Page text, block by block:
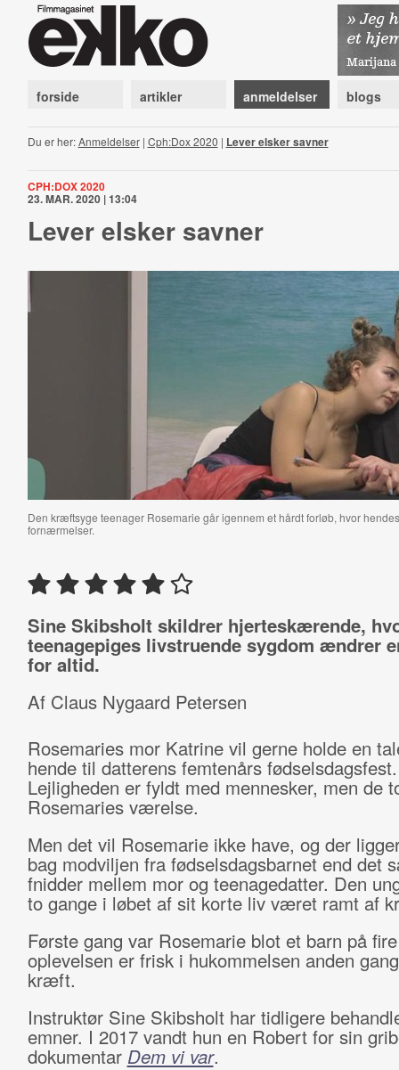
forside artikler anmeldelser blogs
Du er her:Anmeldelser| Cph:Dox 2020 | Lever elsker savner
CPH:DOX 2020
23. MAR. 2020 | 13:04
Lever elsker savner
Den kræftsyge teenager Rosemarie går igennem et hårdt forløb, hvor
fornærmelser.
Sine Skibsholt skildrer hjerteskærende,
teenagepiges livstruende sygdom ændrer
for altid.
Af Claus Nygaard Petersen
Rosemaries mor Katrine vil gerne holde en
hende til datterens femtenårs fødselsdagsfest.
Lejligheden er fyldt med mennesker, men de
Rosemaries værelse.
Men det vil Rosemarie ikke have, og der
bag modviljen fra fødselsdagsbarnet end det
fnidder mellem mor og teenagedatter. Den
to gange i løbet af sit korte liv været ramt af
Første gang var Rosemarie blot et barn på
oplevelsen er frisk i hukommelsen anden
kræft.
Instruktør Sine Skibsholt har tidligere
emner. I 2017 vandt hun en Robert for sin
dokumentar Dem vi var.